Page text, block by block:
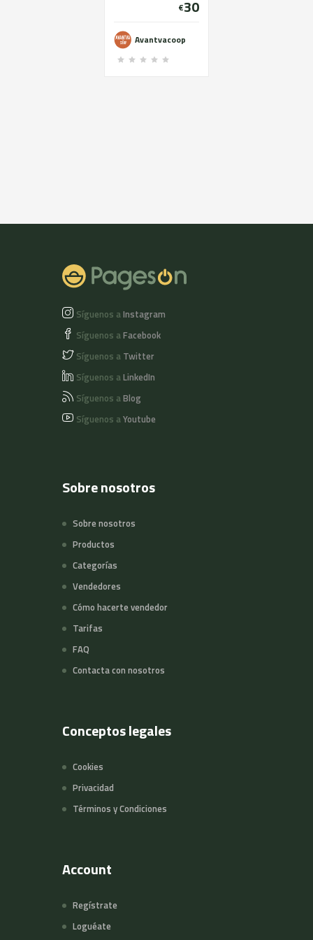
Jabonera. pieza única
de Barrizal. Ayuda
comprando este
jabón y 20 mujeres
€30
Avantvacoop
Síguenos aInstagram
Síguenos aFacebook
Síguenos a Twitter
Síguenos aLinkedIn
Síguenos aBlog
Síguenos aYoutube
Sobre nosotros
Sobre nosotros
Productos
Categorías
Vendedores
Cómo hacerte vendedor
Tarifas
FAQ
Contacta con nosotros
Conceptos legales
Cookies
Privacidad
Términos y Condiciones
Account
Regístrate
Loguéate